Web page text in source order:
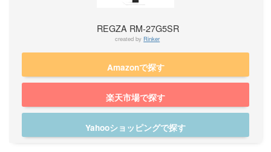
REGZA RM-27G5SR
created by Rinker
Amazonで探す
楽天市場で探す
Yahooショッピングで探す